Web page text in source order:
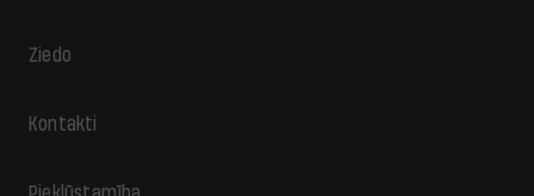
Ziedo
Kontakti